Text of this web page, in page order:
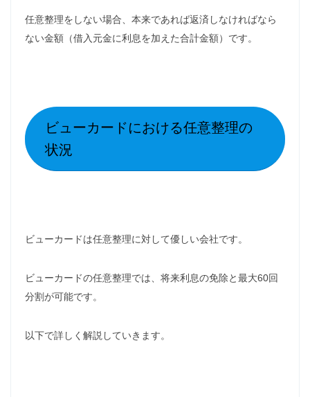
任意整理をしない場合、本来であれば返済しなければなら
ない金額（借入元金に利息を加えた合計金額）です。
ビューカードにおける任意整理の
状況
ビューカードは任意整理に対して優しい会社です。
ビューカードの任意整理では、将来利息の免除と最大60回
分割が可能です。
以下で詳しく解説していきます。